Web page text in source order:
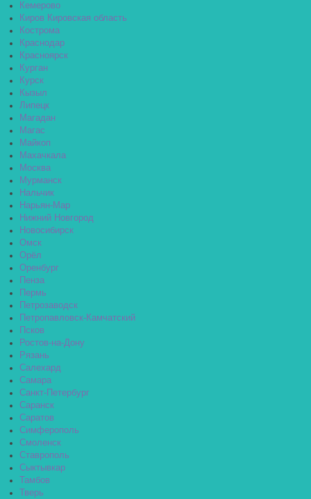
Кемерово
Киров Кировская область
Кострома
Краснодар
Красноярск
Курган
Курск
Кызыл
Липецк
Магадан
Магас
Майкоп
Махачкала
Москва
Мурманск
Нальчик
Нарьян-Мар
Нижний Новгород
Новосибирск
Омск
Орёл
Оренбург
Пенза
Пермь
Петрозаводск
Петропавловск-Камчатский
Псков
Ростов-на-Дону
Рязань
Салехард
Самара
Санкт-Петербург
Саранск
Саратов
Симферополь
Смоленск
Ставрополь
Сыктывкар
Тамбов
Тверь